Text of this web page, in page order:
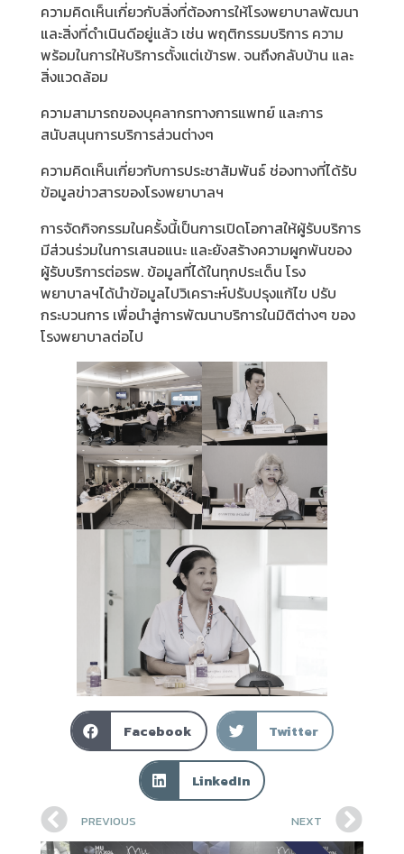
ความคิดเห็นเกี่ยวกับสิ่งที่ต้องการให้โรงพยาบาลพัฒนา
และสิ่งที่ดำเนินดีอยู่แล้ว เช่น พฤติกรรมบริการ ความ
พร้อมในการให้บริการตั้งแต่เข้ารพ. จนถึงกลับบ้าน และ
สิ่งแวดล้อม
ความสามารถของบุคลากรทางการแพทย์ และการ
สนับสนุนการบริการส่วนต่างๆ
ความคิดเห็นเกี่ยวกับการประชาสัมพันธ์ ช่องทางที่ได้รับ
ข้อมูลข่าวสารของโรงพยาบาลฯ
การจัดกิจกรรมในครั้งนี้เป็นการเปิดโอกาสให้ผู้รับบริการ
มีส่วนร่วมในการเสนอแนะ และยังสร้างความผูกพันของ
ผู้รับบริการต่อรพ. ข้อมูลที่ได้ในทุกประเด็น โรง
พยาบาลฯได้นำข้อมูลไปวิเคราะห์ปรับปรุงแก้ไข ปรับ
กระบวนการ เพื่อนำสู่การพัฒนาบริการในมิติต่างๆ ของ
โรงพยาบาลต่อไป
Facebook Twitter
LinkedIn
PREVIOUS NEXT